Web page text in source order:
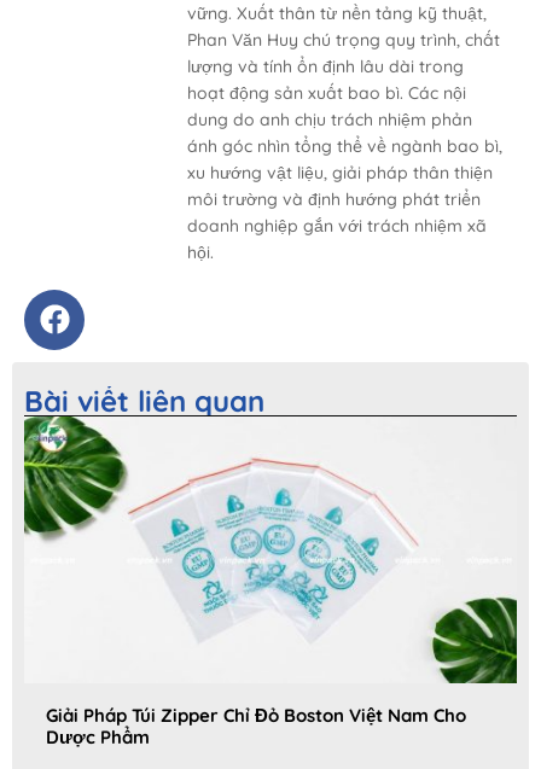
vững. Xuất thân từ nền tảng kỹ thuật,
Phan Văn Huy chú trọng quy trình, chất
lượng và tính ổn định lâu dài trong
hoạt động sản xuất bao bì. Các nội
dung do anh chịu trách nhiệm phản
ánh góc nhìn tổng thể về ngành bao bì,
xu hướng vật liệu, giải pháp thân thiện
môi trường và định hướng phát triển
doanh nghiệp gắn với trách nhiệm xã
hội.
Bài viết liên quan
Giải Pháp Túi Zipper Chỉ Đỏ Boston Việt Nam Cho
Dược Phẩm